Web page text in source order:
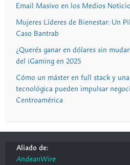
Email Masivo en los Medios
Mujeres Líderes de Bienestar: Un
Caso Bantrab
¿Querés ganar en dólares sin
del iGaming en 2025
Cómo un máster en full stack y
tecnológica pueden impulsar
Centroamérica
Aliado de:
AndeanWire